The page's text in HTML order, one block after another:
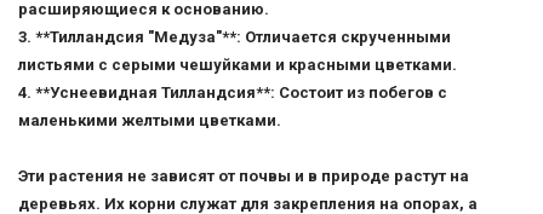
расширяющиеся к основанию.
3. **Тилландсия "Медуза"**: Отличается скрученными
листьями с серыми чешуйками и красными цветками.
4. **Уснеевидная Тилландсия**: Состоит из побегов с
маленькими желтыми цветками.
Эти растения не зависят от почвы и в природе растут на
деревьях. Их корни служат для закрепления на опорах, а